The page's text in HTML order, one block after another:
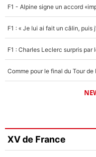
XV de France